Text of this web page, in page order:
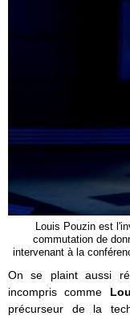
Louis Pouzin est
commutation de
intervenant à la
On se plaint aussi
incompris comme
précurseur de la